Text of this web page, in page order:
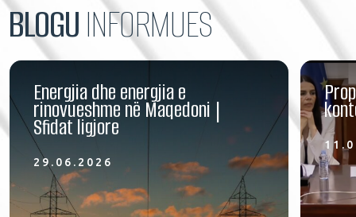
BLOGUINFORMUES
Energjia dhe energjia e
rinovueshme në Maqedoni |
Sfidat ligjore
29.06.2026